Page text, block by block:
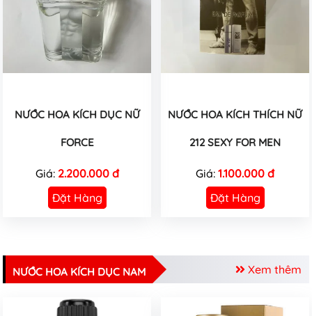
NƯỚC HOA KÍCH DỤC NỮ
FORCE
Giá: 2.200.000 đ
Đặt Hàng
NƯỚC HOA KÍCH THÍCH NỮ
212 SEXY FOR MEN
Giá: 1.100.000 đ
Đặt Hàng
Xem thêm
NƯỚC HOA KÍCH DỤC NAM